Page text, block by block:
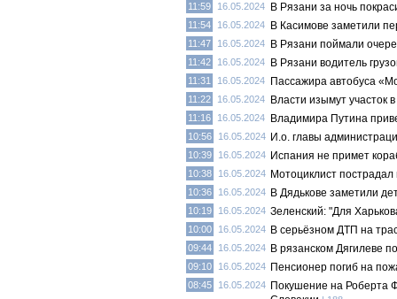
11:59
16.05.2024 В Рязани за ночь
11:54 16.05.2024 В Касимове заметили
11:47 16.05.2024 В Рязани поймали
11:42 16.05.2024 В Рязани водитель
11:31 16.05.2024 Пассажира автобуса
11:22 16.05.2024 Власти изымут участок
11:16 16.05.2024 Владимира Путина
10:56 16.05.2024 И.о. главы
10:39 16.05.2024 Испания не примет
10:38 16.05.2024 Мотоциклист
10:36 16.05.2024 В Дядькове заметили
10:19 16.05.2024 Зеленский: "Для
10:00 16.05.2024 В серьёзном ДТП на
09:44 16.05.2024 В рязанском Дягилеве
09:10 16.05.2024 Пенсионер погиб на
08:45 16.05.2024 Покушение на Роберта